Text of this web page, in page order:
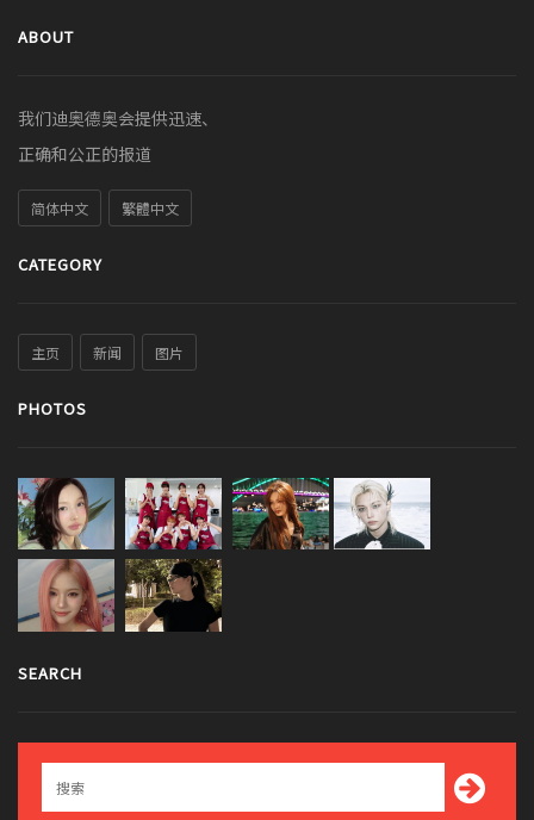
ABOUT
我们迪奥德奥会提供迅速、
正确和公正的报道
简体中文 繁體中文
CATEGORY
主页 新闻 图片
PHOTOS
SEARCH